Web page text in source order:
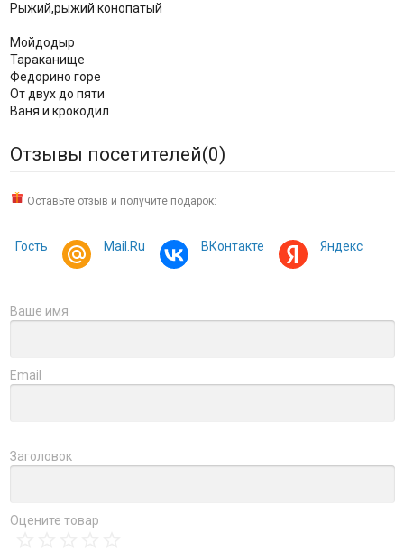
Рыжий,рыжий конопатый
Мойдодыр
Тараканище
Федорино горе
От двух до пяти
Ваня и крокодил
Отзывы посетителей(0)
Оставьте отзыв и получите подарок:
Гость Mail.Ru ВКонтакте Яндекс
Ваше имя
Email
Заголовок
Оцените товар